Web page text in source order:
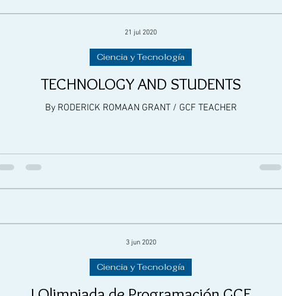
TECHNOLOGY AND STUDENTS
By RODERICK ROMAAN GRANT / GCF TEACHER
Ciencia y Tecnología
21 jul 2020
Ciencia y Tecnología
3 jun 2020